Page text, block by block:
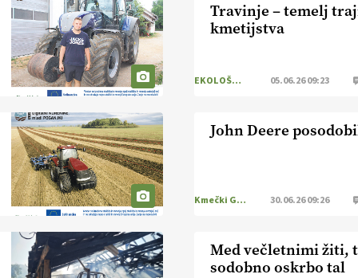
Travinje – temelj
kmetijstva
EKOLOŠKO LOGIČNO 05.06.26 09:23
John Deere
Kmečki Glas 30.06.26 09:26
Med večletnimi žiti,
sodobno oskrbo tal